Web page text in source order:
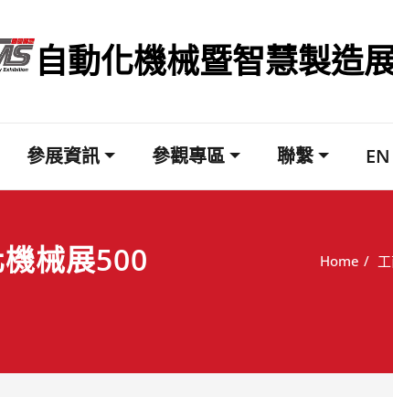
自動化機械暨智慧製造
參展資訊 參觀專區 聯繫 EN
械展500
Home